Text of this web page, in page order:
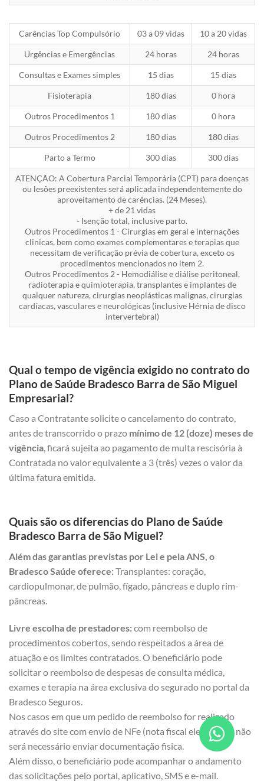
Carências Top Compulsório 03 a 09 vidas 10 a 20 vidas
Urgências e Emergências 24 horas 24 horas
Consultas e Exames simples 15 dias 15 dias
Fisioterapia 180 dias 0 hora
Outros Procedimentos 1 180 dias 0 hora
Outros Procedimentos 2 180 dias 180 dias
Parto a Termo 300 dias 300 dias
ATENÇÃO: A Cobertura Parcial Temporária (CPT) para doenças
ou lesões preexistentes será aplicada independentemente do
aproveitamento de carências. (24 Meses).
+ de 21 vidas
- Isenção total, inclusive parto.
Outros Procedimentos 1 - Cirurgias em geral e internações
clinicas, bem como exames complementares e terapias que
necessitam de verificação prévia de cobertura, exceto os
procedimentos mencionados no item 2.
Outros Procedimentos 2 - Hemodiálise e diálise peritoneal,
radioterapia e quimioterapia, transplantes e implantes de
qualquer natureza, cirurgias neoplásticas malignas, cirurgias
cardíacas, vasculares e neurológicas (inclusive Hérnia de disco
intervertebral)
Qual o tempo de vigência exigido no contrato do
Plano de Saúde Bradesco Barra de São Miguel
Empresarial?
Caso a Contratante solicite o cancelamento do contrato,
antes de transcorrido o prazo mínimo de 12 (doze) meses de
vigência, ficará sujeita ao pagamento de multa rescisória à
Contratada no valor equivalente a 3 (três) vezes o valor da
última fatura emitida.
Quais são os diferencias do Plano de Saúde
Bradesco Barra de São Miguel?
Além das garantias previstas por Lei e pela ANS, o
Bradesco Saúde oferece:Transplantes: coração,
cardiopulmonar, de pulmão, fígado, pâncreas e duplo rim-
pâncreas.
Livre escolha de prestadores:com reembolso de
procedimentos cobertos, sendo respeitados a área de
atuação e os limites contratados. O beneficiário pode
solicitar o reembolso de despesas de consulta médica,
exames e terapia na área exclusiva do segurado no portal da
Bradesco Seguros.
Nos casos em que um pedido de reembolso for realizado
através do site com envio de NFe (nota fiscal eletrônica), não
será necessário enviar documentação fisica.
Além disso, o beneficiário pode acompanhar o andamento
das solicitações pelo portal, aplicativo, SMS e e-mail.